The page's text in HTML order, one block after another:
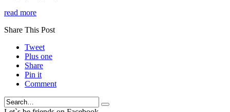
read more
Share This Post
Tweet
Plus one
Share
Pin it
Comment
Search